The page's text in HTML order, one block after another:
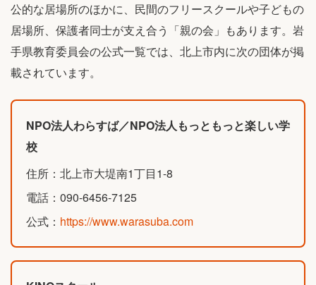
公的な居場所のほかに、民間のフリースクールや子どもの
居場所、保護者同士が支え合う「親の会」もあります。岩
手県教育委員会の公式一覧では、北上市内に次の団体が掲
載されています。
NPO法人わらすば／NPO法人もっともっと楽しい学
校
住所：北上市大堤南1丁目1-8
電話：090-6456-7125
公式： https://www.warasuba.com